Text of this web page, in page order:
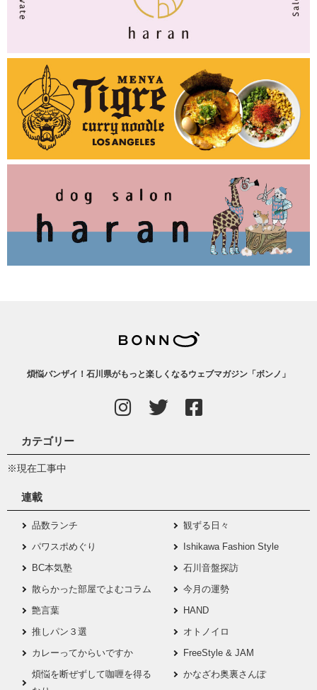
煩悩バンザイ！石川県がもっと楽しくなるウェブマガジン「ボンノ」
カテゴリー
※現在工事中
連載
品数ランチ
観ずる日々
パワスポめぐり
Ishikawa Fashion Style
BC本気塾
石川音盤探訪
散らかった部屋でよむコラム
今月の運勢
艶言葉
HAND
推しパン３選
オトノイロ
カレーってからいですか
FreeStyle & JAM
煩悩を断ぜずして咖喱を得る
かなざわ奥裏さんぽ